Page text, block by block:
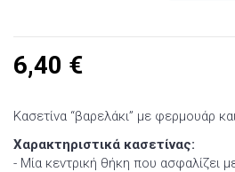
6,40 €
Κασετίνα “βαρελάκι” με φερμουάρ
Χαρακτηριστικά κασετίνας:
- Μία κεντρική θήκη που ασφαλίζει